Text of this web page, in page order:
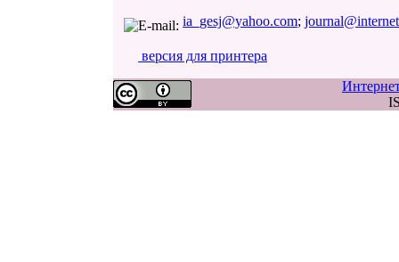
ia_gesj@yahoo.com;
версия для принтера